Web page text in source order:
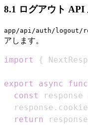
8.1 ログアウト API
app/api/auth/logout/
アします。
import {
export async
const
response
  response
.
return
response